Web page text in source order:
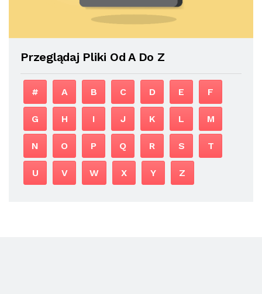
Przeglądaj Pliki Od A Do Z
# A B C D E F
G H I J K L M
N O P Q R S T
U V W X Y Z